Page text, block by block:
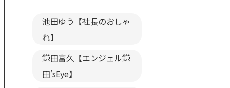
池田ゆう【社長のおしゃ
れ】
鎌田富久【エンジェル鎌
田’sEye】